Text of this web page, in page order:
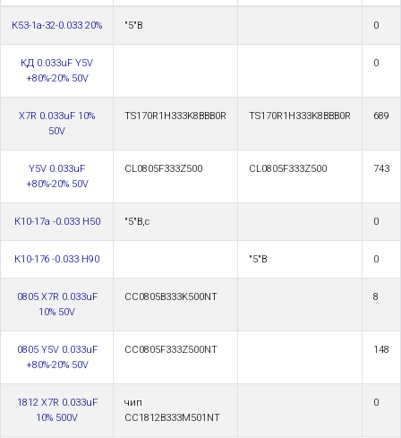
К53-1а-32-0.033 20% "5"В 0
КД 0.033uF Y5V
+80%-20% 50V
0
X7R 0.033uF 10%
50V
TS170R1H333K8BBB0R TS170R1H333K8BBB0R 689
Y5V 0.033uF
+80%-20% 50V
CL0805F333Z500 CL0805F333Z500 743
К10-17а -0.033 Н50 "5"В,с 0
К10-17б -0.033 Н90 "5"В 0
0805 X7R 0.033uF
10% 50V
CC0805B333K500NT 8
0805 Y5V 0.033uF
+80%-20% 50V
CC0805F333Z500NT 148
1812 X7R 0.033uF
10% 500V
чип
CC1812B333M501NT
0